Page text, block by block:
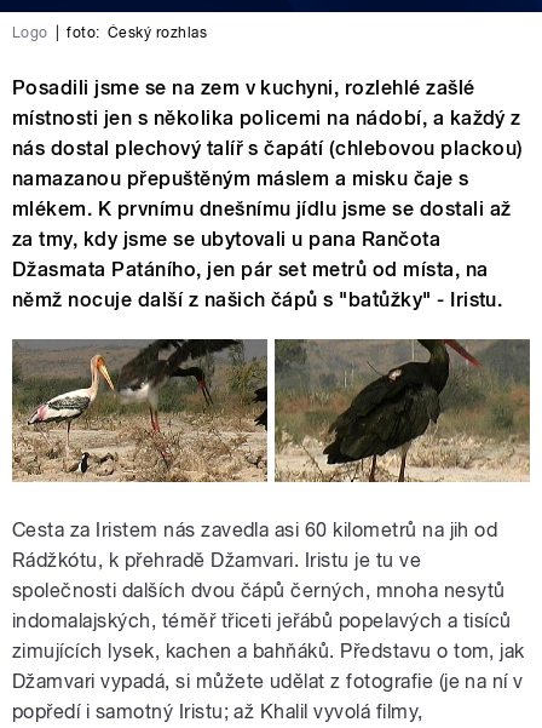
Logo foto: Český rozhlas
Posadili jsme se na zem v kuchyni, rozlehlé zašlé
místnosti jen s několika policemi na nádobí, a každý z
nás dostal plechový talíř s čapátí (chlebovou plackou)
namazanou přepuštěným máslem a misku čaje s
mlékem. K prvnímu dnešnímu jídlu jsme se dostali až
za tmy, kdy jsme se ubytovali u pana Rančota
Džasmata Patáního, jen pár set metrů od místa, na
němž nocuje další z našich čápů s "batůžky" - Iristu.
Cesta za Iristem nás zavedla asi 60 kilometrů na jih od
Rádžkótu, k přehradě Džamvari. Iristu je tu ve
společnosti dalších dvou čápů černých, mnoha nesytů
indomalajských, téměř třiceti jeřábů popelavých a tisíců
zimujících lysek, kachen a bahňáků. Představu o tom, jak
Džamvari vypadá, si můžete udělat z fotografie (je na ní v
popředí i samotný Iristu; až Khalil vyvolá filmy,